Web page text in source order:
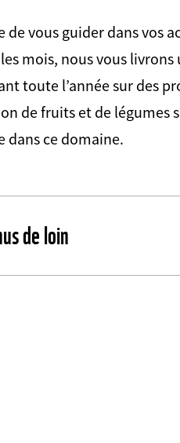
vous guider dans vos
mois, nous vous livrons
toute l’année sur des
de fruits et de légumes
dans ce domaine.
de loin